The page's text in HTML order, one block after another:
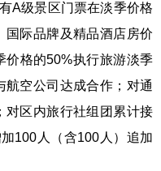
A级景区门票在淡季价格
国际品牌及精品酒店房价
价格的50%执行旅游淡季
空公司达成合作；对通
对区内旅行社组团累计接
100人（含100人）追加